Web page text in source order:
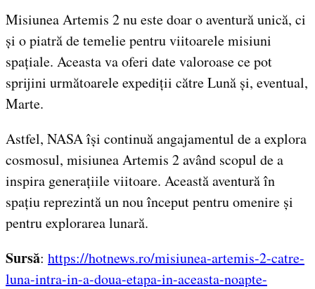
Misiunea Artemis 2 nu este doar o aventură unică, ci
și o piatră de temelie pentru viitoarele misiuni
spațiale. Aceasta va oferi date valoroase ce pot
sprijini următoarele expediții către Lună și, eventual,
Marte.
Astfel, NASA își continuă angajamentul de a explora
cosmosul, misiunea Artemis 2 având scopul de a
inspira generațiile viitoare. Această aventură în
spațiu reprezintă un nou început pentru omenire și
pentru explorarea lunară.
Sursă: https://hotnews.ro/misiunea-artemis-2-catre-
luna-intra-in-a-doua-etapa-in-aceasta-noapte-